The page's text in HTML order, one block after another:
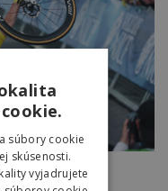
15-
celkové
súbory cookie
skúsenosti.
vyjadrujete